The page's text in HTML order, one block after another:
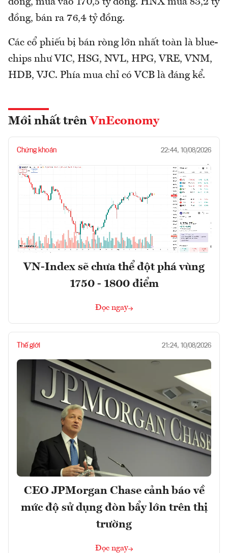
đồng, mua vào 170,5 tỷ đồng. HNX mua 83,2 tỷ
đồng, bán ra 76,4 tỷ đồng.
Các cổ phiếu bị bán ròng lớn nhất toàn là blue-
chips như VIC, HSG, NVL, HPG, VRE, VNM,
HDB, VJC. Phía mua chỉ có VCB là đáng kể.
Mới nhất trên VnEconomy
Chứng khoán 22:44, 10/08/2026
VN-Index sẽ chưa thể đột phá vùng
1750 - 1800 điểm
Đọc ngay
Thế giới 21:24, 10/08/2026
CEO JPMorgan Chase cảnh báo về
mức độ sử dụng đòn bẩy lớn trên thị
trường
Đọc ngay